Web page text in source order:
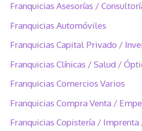
Franquicias Asesorías /
Franquicias Automóviles
Franquicias Capital Privado /
Franquicias Clínicas / Salud /
Franquicias Comercios Varios
Franquicias Compra Venta /
Franquicias Copistería / Imprenta